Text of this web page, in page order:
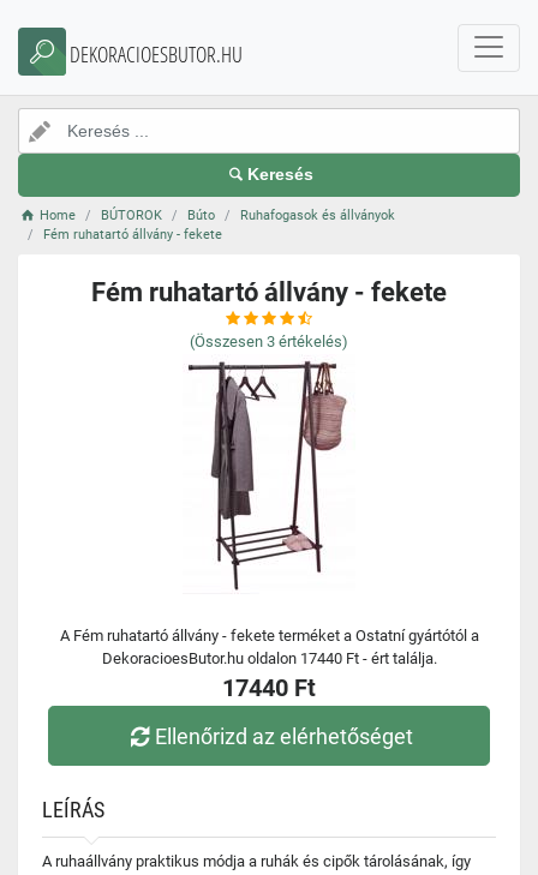
DEKORACIOESBUTOR.HU
Keresés
Home BÚTOROK Búto
Ruhafogasok és állványok
Fém ruhatartó állvány - fekete
Fém ruhatartó állvány - fekete
(Összesen 3 értékelés)
A Fém ruhatartó állvány - fekete terméket a Ostatní gyártótól a
DekoracioesButor.hu oldalon 17440 Ft - ért találja.
17440 Ft
Ellenőrizd az elérhetőséget
LEÍRÁS
A ruhaállvány praktikus módja a ruhák és cipők tárolásának, így